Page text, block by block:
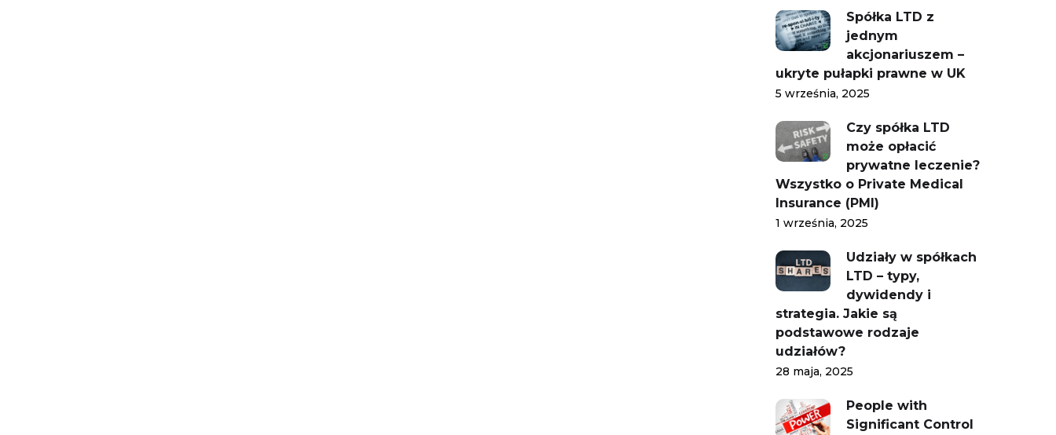
Spółka LTD z
jednym
akcjonariuszem –
ukryte pułapki prawne w UK
5 września, 2025
Czy spółka LTD
może opłacić
prywatne leczenie?
Wszystko o Private Medical
Insurance (PMI)
1 września, 2025
Udziały w spółkach
LTD – typy,
dywidendy i
strategia. Jakie są
podstawowe rodzaje
udziałów?
28 maja, 2025
People with
Significant Control